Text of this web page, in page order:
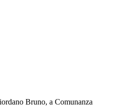
Bruno, a Comunanza